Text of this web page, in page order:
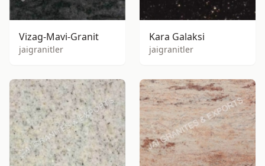
Vizag-Mavi-Granit
jaigranitler
Kara Galaksi
jaigranitler